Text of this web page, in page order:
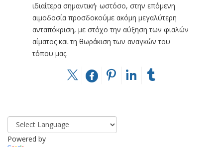
ιδιαίτερα σημαντική· ωστόσο, στην επόμενη
αιμοδοσία προσδοκούμε ακόμη μεγαλύτερη
ανταπόκριση, με στόχο την αύξηση των φιαλών
αίματος και τη θωράκιση των αναγκών του
τόπου μας.
Powered by